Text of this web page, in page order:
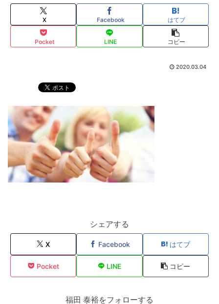
X Facebook はてブ
Pocket LINE コピー
2020.03.04
シェアする
X Facebook はてブ
Pocket LINE コピー
福田 泰裕をフォローする